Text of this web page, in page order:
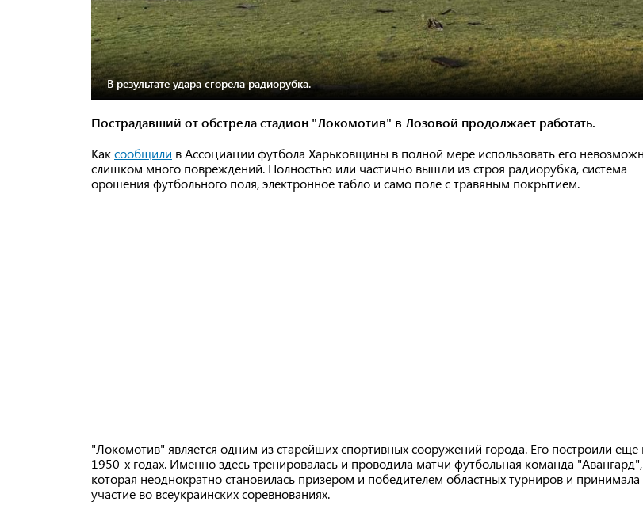
В результате удара сгорела радиорубка.
Пострадавший от обстрела стадион "Локомотив" в Лозовой продолжает работать.
Каксообщили в Ассоциации футбола Харьковщины в полной мере использовать его
слишком много повреждений. Полностью или частично вышли из строя радиорубка, система
орошения футбольного поля, электронное табло и само поле с травяным покрытием.
"Локомотив" является одним из старейших спортивных сооружений города. Его построили еще
1950-х годах. Именно здесь тренировалась и проводила матчи футбольная команда "Авангард",
которая неоднократно становилась призером и победителем областных турниров и принимала
участие во всеукраинских соревнованиях.